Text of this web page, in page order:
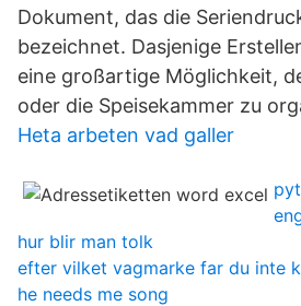
Dokument, das die
bezeichnet. Dasjenige
eine großartige Möglichkeit,
oder die Speisekammer zu
Heta arbeten vad galler
hur blir man tolk
efter vilket vagmarke far du inte
he needs me song